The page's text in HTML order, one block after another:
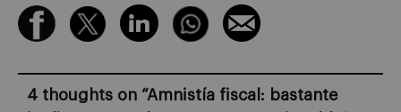
4 thoughts on “Amnistía fiscal: bastante